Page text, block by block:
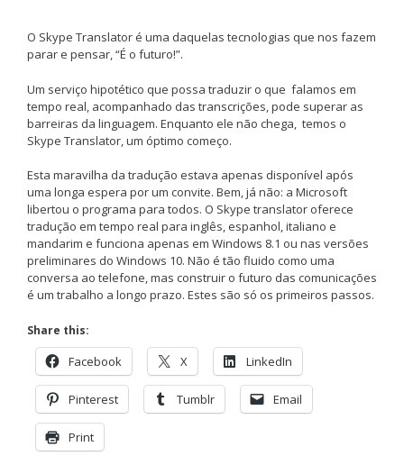
O Skype Translator é uma daquelas tecnologias que nos fazem
parar e pensar, “É o futuro!”.
Um serviço hipotético que possa traduzir o que falamos em
tempo real, acompanhado das transcrições, pode superar as
barreiras da linguagem. Enquanto ele não chega, temos o
Skype Translator, um óptimo começo.
Esta maravilha da tradução estava apenas disponível após
uma longa espera por um convite. Bem, já não: a Microsoft
libertou o programa para todos. O Skype translator oferece
tradução em tempo real para inglês, espanhol, italiano e
mandarim e funciona apenas em Windows 8.1 ou nas versões
preliminares do Windows 10. Não é tão fluido como uma
conversa ao telefone, mas construir o futuro das comunicações
é um trabalho a longo prazo. Estes são só os primeiros passos.
Share this:
Facebook X LinkedIn
Pinterest Tumblr Email
Print